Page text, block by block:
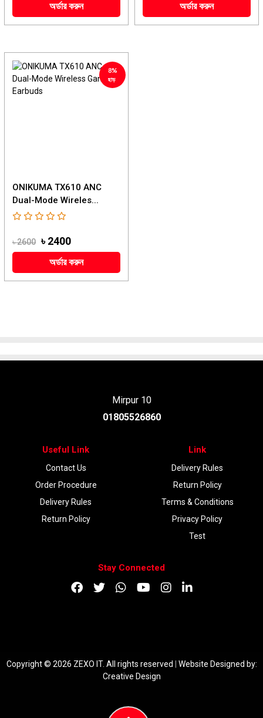
অর্ডার করুন অর্ডার করুন
8%
ছাড়
ONIKUMA TX610 ANC
Dual-Mode Wireles...
৳ 2600 ৳ 2400
অর্ডার করুন
Mirpur 10
01805526860
Useful Link
Contact Us
Order Procedure
Delivery Rules
Return Policy
Link
Delivery Rules
Return Policy
Terms & Conditions
Privacy Policy
Test
Stay Connected
Copyright © 2026 ZEXO IT. All rights reserved
Website Designed by:
Creative Design